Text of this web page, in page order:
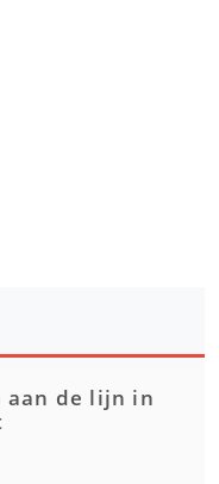
aan de lijn in